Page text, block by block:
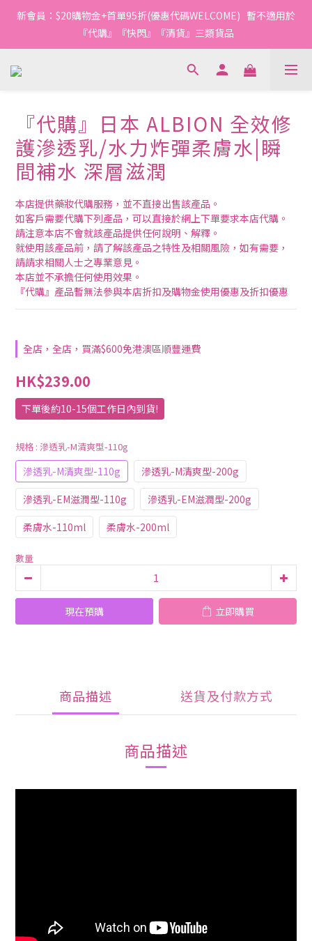
新會員：$20購物金+首單95折(優惠代碼WELCOME)   暫不適用於
『代購』『快閃』『清貨』三類貨品
『代購』日本 ALBION 全效修
護滲透乳/水力炸彈柔膚水|瞬
間補水 深層滋潤
本店提供藥妝代購服務，並不直接出售該產品。
如客戶需要代購下列產品，可以直接於網上下單要求本店代購。
請注意本店不會就該產品提供任何說明、解釋。
就使用該產品前，請了解該產品之特性及相關風險，如有需要，
請請求相關人士之專業意見。
本店並不承擔任何使用效果。
『代購』產品暫無法參與本店折扣及購物金使用優惠及折扣優惠
全店，全店，買滿$600免港澳區順豐運費
HK$239.00
下單後約10-15個工作日內到貨!
規格 : 滲透乳-M清爽型-110g
滲透乳-M清爽型-110g
滲透乳-M清爽型-200g
滲透乳-EM滋潤型-110g
滲透乳-EM滋潤型-200g
柔膚水-110ml
柔膚水-200ml
數量
現在預購 立即購買
商品描述 送貨及付款方式
商品描述